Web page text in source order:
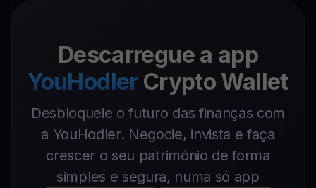
Descarregue a app
YouHodler Crypto Wallet
Desbloqueie o futuro das finanças com
a YouHodler. Negocie, invista e faça
crescer o seu património de forma
simples e segura, numa só app